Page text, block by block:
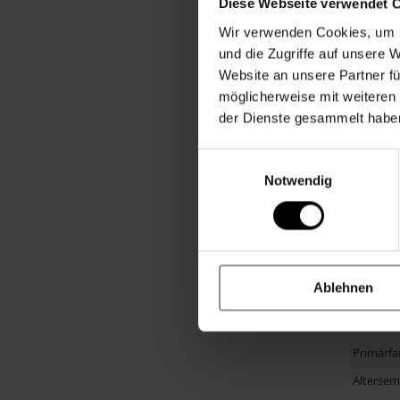
Diese Webseite verwendet
Wir verwenden Cookies,
und die Zugriffe auf unsere
Website an unsere Partner
möglicherweise mit
der Dienste gesammelt
Notwendig
Ablehnen
Motiv /
Anlass
Material